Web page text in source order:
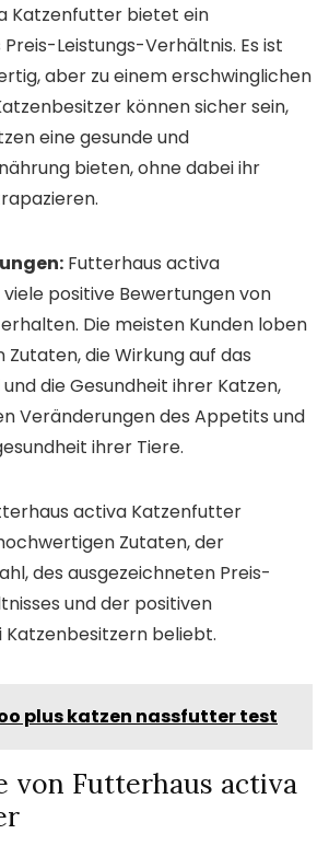
Katzenfutter bietet ein
Leistungs-Verhältnis. Es ist
aber zu einem erschwinglichen
können sicher sein,
eine gesunde und
bieten, ohne dabei ihr
Futterhaus activa
positive Bewertungen von
Die meisten Kunden loben
die Wirkung auf das
die Gesundheit ihrer Katzen,
Veränderungen des Appetits und
ihrer Tiere.
activa Katzenfutter
Zutaten, der
des ausgezeichneten Preis-
und der positiven
Katzenbesitzern beliebt.
plus katzen nassfutter test
von Futterhaus activa